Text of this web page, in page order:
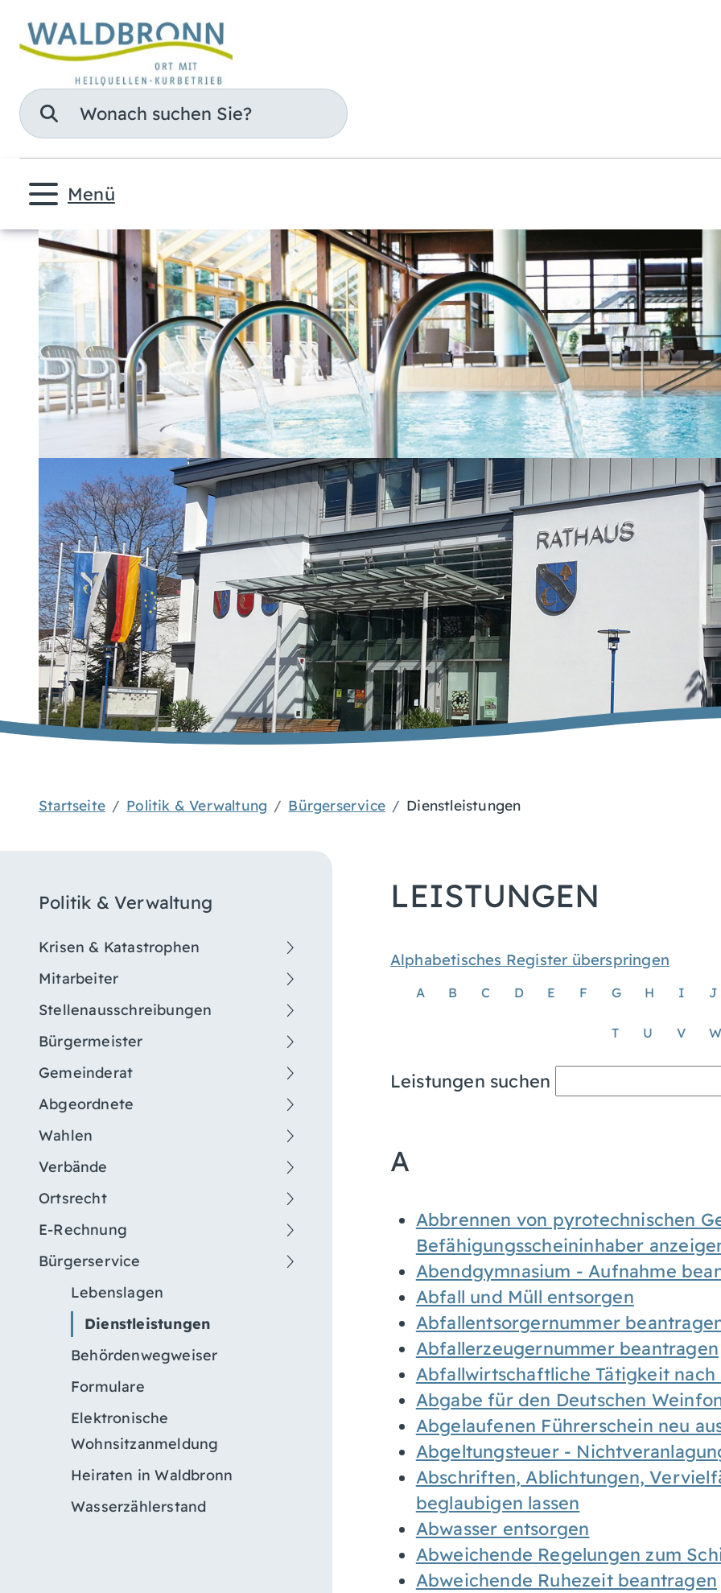
Suche
Menü
Startseite Politik & Verwaltung Bürgerservice Dienstleistungen
Politik & Verwaltung
Krisen & Katastrophen
Mitarbeiter
Stellenausschreibungen
Bürgermeister
Gemeinderat
Abgeordnete
Wahlen
Verbände
Ortsrecht
E-Rechnung
Bürgerservice
Lebenslagen
Dienstleistungen
Behördenwegweiser
Formulare
Elektronische
Wohnsitzanmeldung
Heiraten in Waldbronn
Wasserzählerstand
LEISTUNGEN
Alphabetisches Register überspringen
A B C D E F G H I J
T U V W
Leistungen suchen
A
Abbrennen von pyrotechnischen
Befähigungsscheininhaber
Abendgymnasium - Aufnahme
Abfall und Müll entsorgen
Abfallentsorgernummer
Abfallerzeugernummer beantragen
Abfallwirtschaftliche Tätigkeit
Abgabe für den Deutschen
Abgelaufenen Führerschein neu
Abgeltungsteuer -
Abschriften, Ablichtungen,
beglaubigen lassen
Abwasser entsorgen
Abweichende Regelungen zum
Abweichende Ruhezeit beantragen